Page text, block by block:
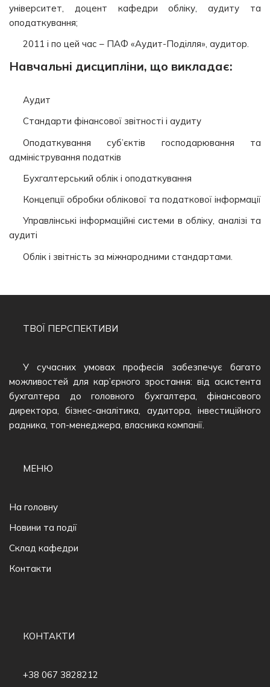
університет, доцент кафедри обліку, аудиту та
оподаткування;
2011 і по цей час – ПАФ «Аудит-Поділля», аудитор.
Навчальні дисципліни, що викладає:
Аудит
Стандарти фінансової звітності і аудиту
Оподаткування суб’єктів господарювання та
адміністрування податків
Бухгалтерський облік і оподаткування
Концепції обробки облікової та податкової інформації
Управлінські інформаційні системи в обліку, аналізі та
аудиті
Облік і звітність за міжнародними стандартами.
ТВОЇ ПЕРСПЕКТИВИ
У сучасних умовах професія забезпечує багато
можливостей для кар’єрного зростання: від асистента
бухгалтера до головного бухгалтера, фінансового
директора, бізнес-аналітика, аудитора, інвестиційного
радника, топ-менеджера, власника компанії.
МЕНЮ
На головну
Новини та події
Склад кафедри
Контакти
КОНТАКТИ
+38 067 3828212